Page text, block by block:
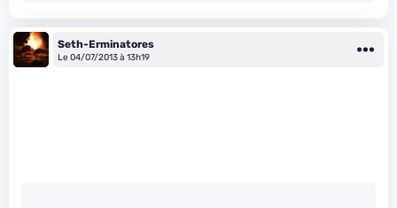
Seth-Erminatores
Le 04/07/2013 à 13h19